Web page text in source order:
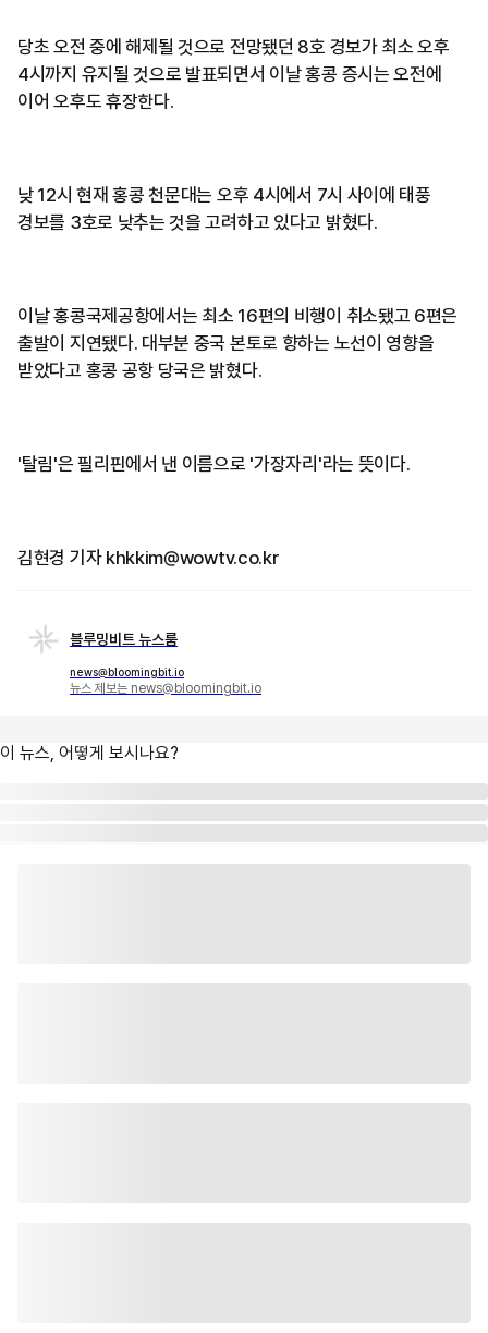
당초 오전 중에 해제될 것으로 전망됐던 8호 경보가 최소 오후
4시까지 유지될 것으로 발표되면서 이날 홍콩 증시는 오전에
이어 오후도 휴장한다.
낮 12시 현재 홍콩 천문대는 오후 4시에서 7시 사이에 태풍
경보를 3호로 낮추는 것을 고려하고 있다고 밝혔다.
이날 홍콩국제공항에서는 최소 16편의 비행이 취소됐고 6편은
출발이 지연됐다. 대부분 중국 본토로 향하는 노선이 영향을
받았다고 홍콩 공항 당국은 밝혔다.
'탈림'은 필리핀에서 낸 이름으로 '가장자리'라는 뜻이다.
김현경 기자 khkkim@wowtv.co.kr
블루밍비트 뉴스룸
news@bloomingbit.io
뉴스 제보는 news@bloomingbit.io
이 뉴스, 어떻게 보시나요?